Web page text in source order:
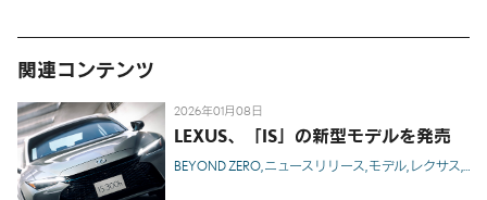
関連コンテンツ
2026年01月08日
LEXUS、「IS」の新型モデルを発売
BEYOND ZERO ニュースリリース モデル レクサス IS